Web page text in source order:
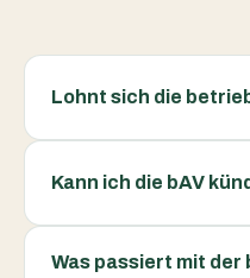
Lohnt sich die
Kann ich die bAV
Was passiert mit der